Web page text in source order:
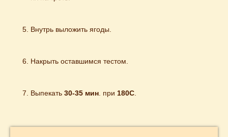
Внутрь выложить ягоды.
Накрыть оставшимся тестом.
Выпекать 30-35 мин. при 180С.